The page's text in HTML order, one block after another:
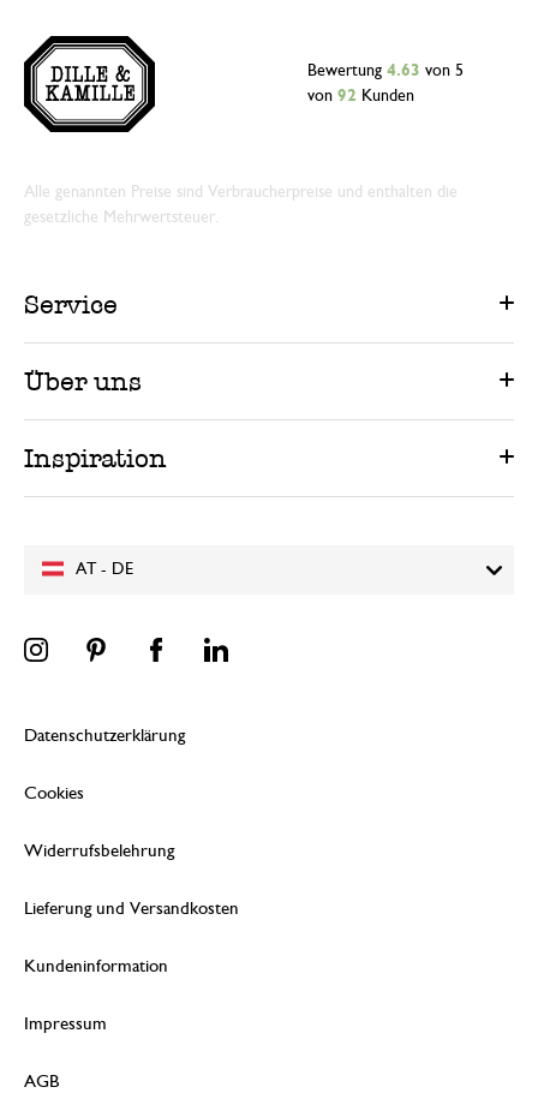
AT - DE
Bewertung 4.63 von 5
von 92 Kunden
Alle genannten Preise sind Verbraucherpreise und enthalten die
gesetzliche Mehrwertsteuer.
Service
Über uns
Inspiration
Datenschutzerklärung
Cookies
Widerrufsbelehrung
Lieferung und Versandkosten
Kundeninformation
Impressum
AGB